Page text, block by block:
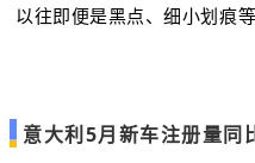
以往即便是黑点、细小划痕
意大利5月新车注册量同